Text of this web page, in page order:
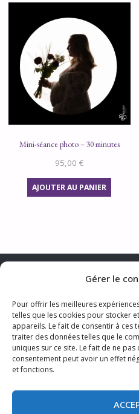
Gérer le
Pour offrir les meilleures
telles que les cookies pour stocker
appareils. Le fait de consentir à ces
traiter des données telles que le
uniques sur ce site. Le fait de ne
consentement peut avoir un effet
et fonctions.
Mini-séance photo – 30 minutes
95,00€
AJOUTER AU PANIER
CONTACTER LA PHOTOGRAPHE
MENTIONS LÉGALES &
CGV
TARIFS S’ABONNER AUX
©2024 Sophie